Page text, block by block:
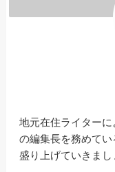
地元在住ライターに
の編集長を務めて
盛り上げていきまし